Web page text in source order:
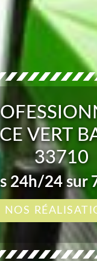
VERT
33710
24h/24 sur
NOS